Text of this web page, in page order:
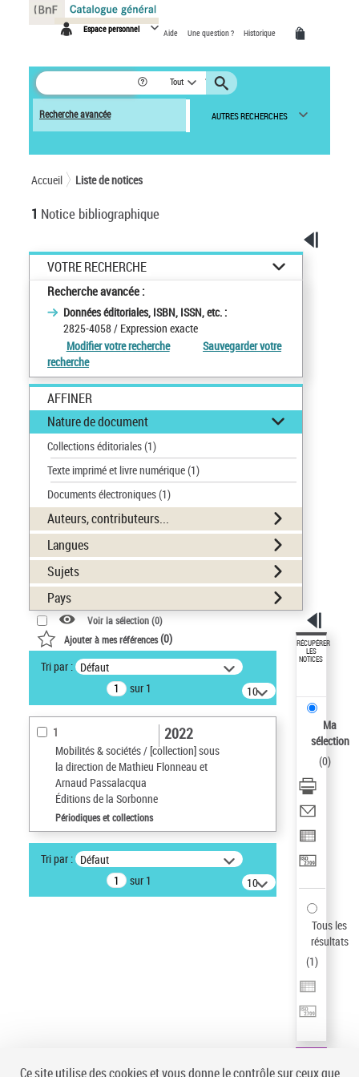
Espace personnel Aide Une question ? Historique
Tout
Recherche avancée AUTRES RECHERCHES
Accueil Liste de notices
1 Notice bibliographique
VOTRE RECHERCHE
Recherche avancée :
Données éditoriales, ISBN, ISSN, etc. :
2825-4058/ Expression exacte
Modifier votre recherche
Sauvegarder votre
recherche
AFFINER
Nature de document
Collections éditoriales(1)
Texte imprimé et livre numérique(1)
Documents électroniques(1)
Auteurs, contributeurs...
Langues
Sujets
Pays
Voir la sélection (0)
Ajouter à mes références(0)
Tri par : Défaut
sur 1
10
résultats/page
1
Mobilités & sociétés / [collection] sous
la direction de Mathieu Flonneau et
Arnaud Passalacqua
Éditions de la Sorbonne
2022
Périodiques et collections
Tri par : Défaut
sur 1
10
résultats/page
RÉCUPÉRER
LES
NOTICES
Ma
sélection
(0)
Tous les
résultats
(1)
Panneau de gestion des cookies
Ce site utilise des cookies et vous donne le contrôle sur ceux que